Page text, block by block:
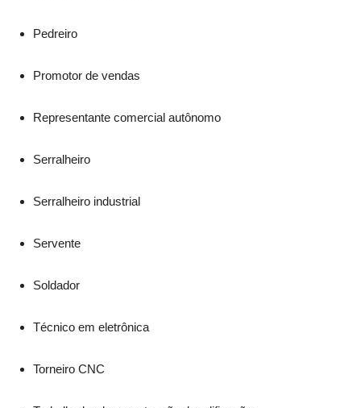
Pedreiro
Promotor de vendas
Representante comercial autônomo
Serralheiro
Serralheiro industrial
Servente
Soldador
Técnico em eletrônica
Torneiro CNC